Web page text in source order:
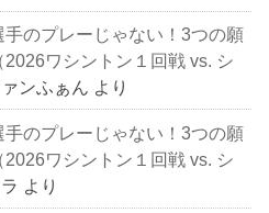
手のプレーじゃない！3つの願
ワシントン１回戦 vs. シ
ンふぁん より
手のプレーじゃない！3つの願
ワシントン１回戦 vs. シ
より